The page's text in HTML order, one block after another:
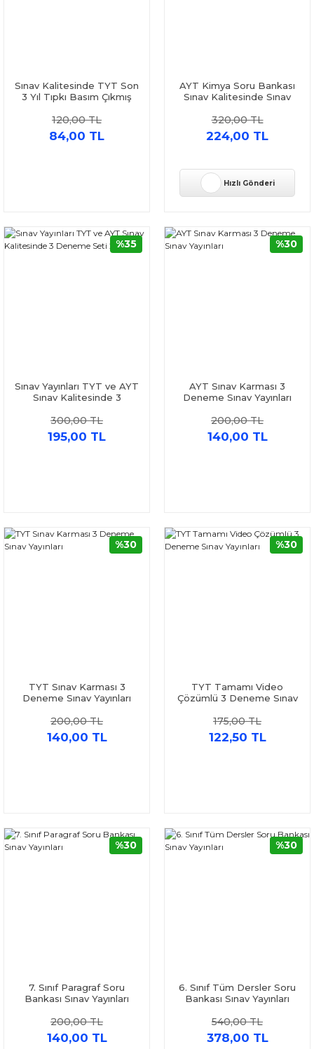
Sınav Kalitesinde TYT Son
3 Yıl Tıpkı Basım Çıkmış
Yayınları
120,00 TL
84,00 TL
AYT Kimya Soru Bankası
Sınav Kalitesinde Sınav
320,00 TL
224,00 TL
Hızlı Gönderi
Sınav Yayınları TYT ve AYT
Sınav Kalitesinde 3
300,00 TL
195,00 TL
%35
AYT Sınav Karması 3
Deneme Sınav Yayınları
200,00 TL
140,00 TL
%30
TYT Sınav Karması 3
Deneme Sınav Yayınları
200,00 TL
140,00 TL
%30
TYT Tamamı Video
Çözümlü 3 Deneme Sınav
175,00 TL
122,50 TL
%30
7. Sınıf Paragraf Soru
Bankası Sınav Yayınları
200,00 TL
140,00 TL
%30
6. Sınıf Tüm Dersler Soru
Bankası Sınav Yayınları
540,00 TL
378,00 TL
%30